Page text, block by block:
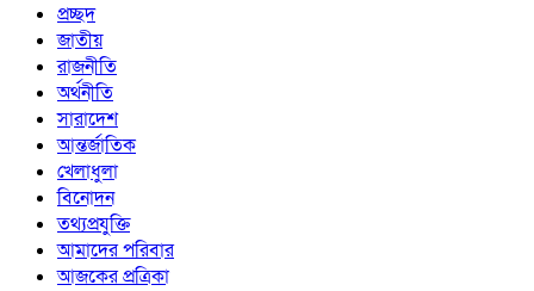
প্রচ্ছদ
জাতীয়
রাজনীতি
অর্থনীতি
সারাদেশ
আন্তর্জাতিক
খেলাধুলা
বিনোদন
তথ্যপ্রযুক্তি
আমাদের পরিবার
আজকের প্রত্রিকা